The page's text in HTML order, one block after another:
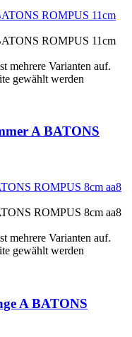
mehrere Varianten auf.
gewählt werden
A BATONS
mehrere Varianten auf.
gewählt werden
A BATONS